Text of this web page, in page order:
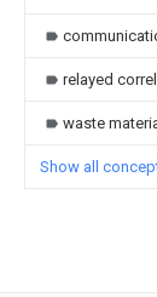
relayed
waste
Show all